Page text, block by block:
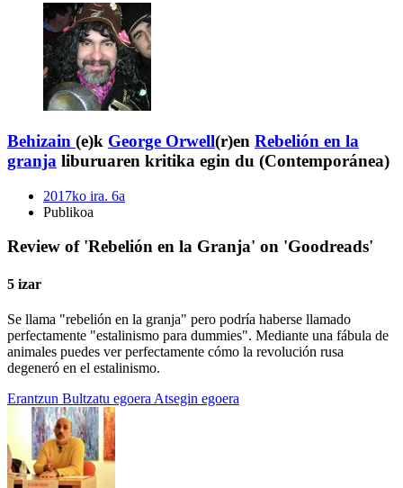
Behizain (e)k George Orwell(r)en Rebelión en la
granja liburuaren kritika egin du (Contemporánea)
2017ko ira. 6a
Publikoa
Review of 'Rebelión en la Granja' on 'Goodreads'
5 izar
Se llama "rebelión en la granja" pero podría haberse llamado
perfectamente "estalinismo para dummies". Mediante una fábula de
animales puedes ver perfectamente cómo la revolución rusa
degeneró en el estalinismo.
Erantzun Bultzatu egoera Atsegin egoera